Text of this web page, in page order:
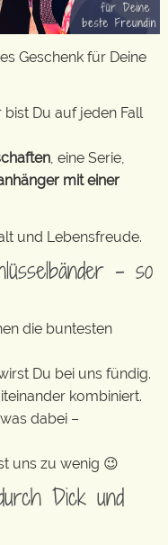
Geschenk für Deine
Du auf jeden Fall
, eine Serie,
mit einer
und Lebensfreude.
– so
die buntesten
Du bei uns fündig.
kombiniert.
dabei –
uns zu wenig 😉
Dick und